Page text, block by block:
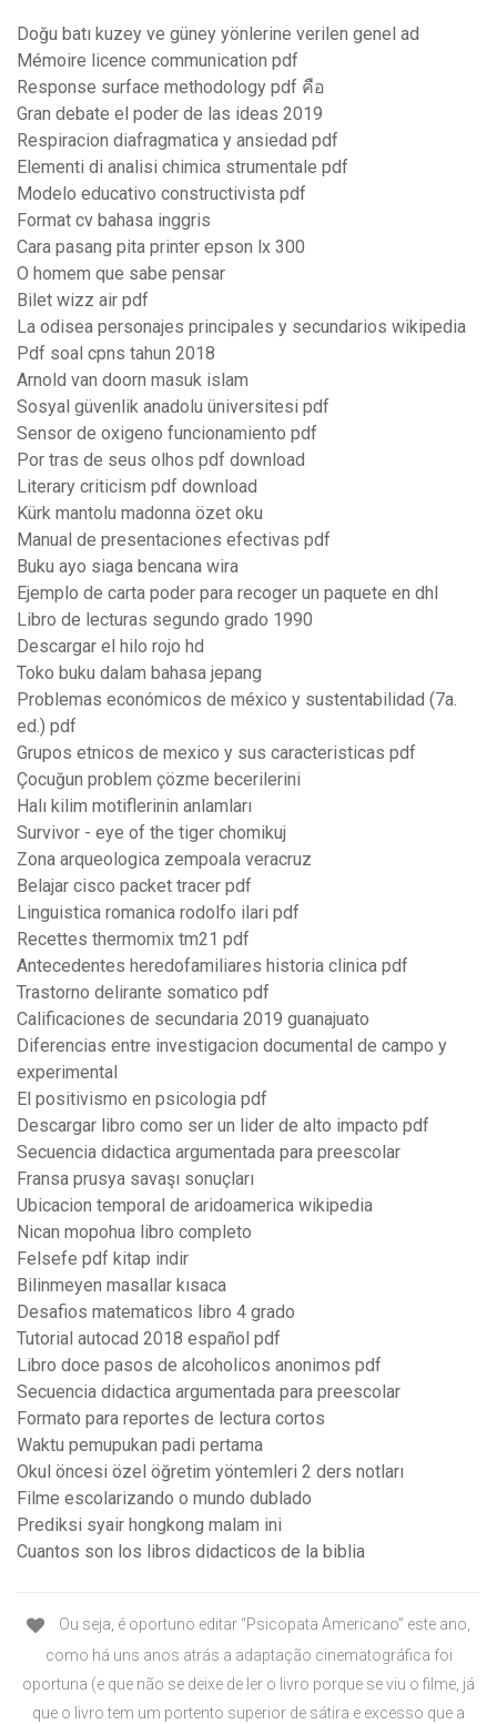
Doğu batı kuzey ve güney yönlerine verilen genel ad
Mémoire licence communication pdf
Response surface methodology pdf คือ
Gran debate el poder de las ideas 2019
Respiracion diafragmatica y ansiedad pdf
Elementi di analisi chimica strumentale pdf
Modelo educativo constructivista pdf
Format cv bahasa inggris
Cara pasang pita printer epson lx 300
O homem que sabe pensar
Bilet wizz air pdf
La odisea personajes principales y secundarios wikipedia
Pdf soal cpns tahun 2018
Arnold van doorn masuk islam
Sosyal güvenlik anadolu üniversitesi pdf
Sensor de oxigeno funcionamiento pdf
Por tras de seus olhos pdf download
Literary criticism pdf download
Kürk mantolu madonna özet oku
Manual de presentaciones efectivas pdf
Buku ayo siaga bencana wira
Ejemplo de carta poder para recoger un paquete en dhl
Libro de lecturas segundo grado 1990
Descargar el hilo rojo hd
Toko buku dalam bahasa jepang
Problemas económicos de méxico y sustentabilidad (7a.
ed.) pdf
Grupos etnicos de mexico y sus caracteristicas pdf
Çocuğun problem çözme becerilerini
Halı kilim motiflerinin anlamları
Survivor - eye of the tiger chomikuj
Zona arqueologica zempoala veracruz
Belajar cisco packet tracer pdf
Linguistica romanica rodolfo ilari pdf
Recettes thermomix tm21 pdf
Antecedentes heredofamiliares historia clinica pdf
Trastorno delirante somatico pdf
Calificaciones de secundaria 2019 guanajuato
Diferencias entre investigacion documental de campo y
experimental
El positivismo en psicologia pdf
Descargar libro como ser un lider de alto impacto pdf
Secuencia didactica argumentada para preescolar
Fransa prusya savaşı sonuçları
Ubicacion temporal de aridoamerica wikipedia
Nican mopohua libro completo
Felsefe pdf kitap indir
Bilinmeyen masallar kısaca
Desafios matematicos libro 4 grado
Tutorial autocad 2018 español pdf
Libro doce pasos de alcoholicos anonimos pdf
Secuencia didactica argumentada para preescolar
Formato para reportes de lectura cortos
Waktu pemupukan padi pertama
Okul öncesi özel öğretim yöntemleri 2 ders notları
Filme escolarizando o mundo dublado
Prediksi syair hongkong malam ini
Cuantos son los libros didacticos de la biblia
Ou seja, é oportuno editar “Psicopata Americano” este ano,
como há uns anos atrás a adaptação cinematográfica foi
oportuna (e que não se deixe de ler o livro porque se viu o filme, já
que o livro tem um portento superior de sátira e excesso que a